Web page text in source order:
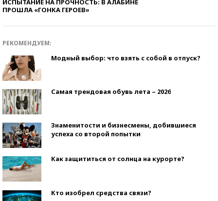
ИСПЫТАНИЕ НА ПРОЧНОСТЬ: В АЛАБИНЕ
ПРОШЛА «ГОНКА ГЕРОЕВ»
РЕКОМЕНДУЕМ:
Модный выбор: что взять с собой в отпуск?
Самая трендовая обувь лета – 2026
Знаменитости и бизнесмены, добившиеся
успеха со второй попытки
Как защититься от солнца на курорте?
Кто изобрел средства связи?